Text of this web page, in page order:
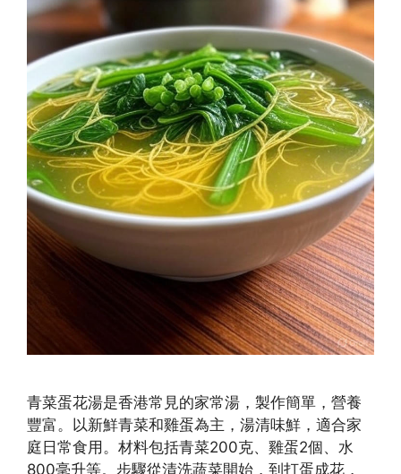
青菜蛋花湯是香港常見的家常湯，製作簡單，營養
豐富。以新鮮青菜和雞蛋為主，湯清味鮮，適合家
庭日常食用。材料包括青菜200克、雞蛋2個、水
800毫升等。步驟從清洗蔬菜開始，到打蛋成花，